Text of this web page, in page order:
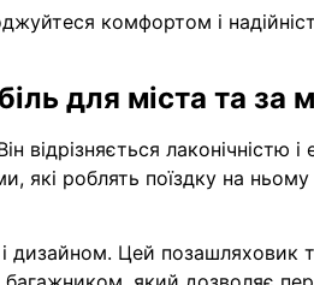
комфортом і
для міста та за
лаконічністю і
які роблять поїздку на
Цей позашляховик